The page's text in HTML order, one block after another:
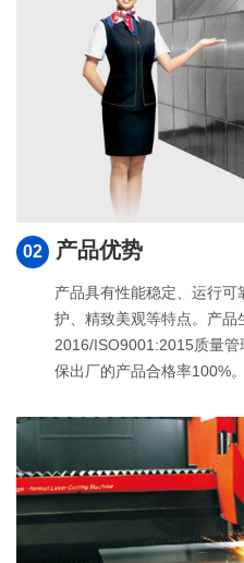
02 产品优势
产品具有性能稳定、运行
护、精致美观等特点。产
2016/ISO9001:2015质量
保出厂的产品合格率100%。